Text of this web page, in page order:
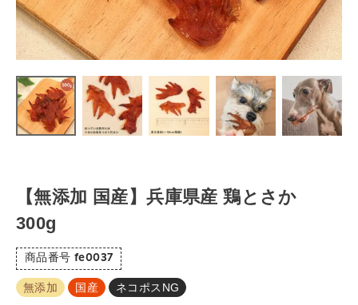
【無添加 国産】兵庫県産 鶏とさか
300g
商品番号 fe0037
無添加 国産 ネコポスNG